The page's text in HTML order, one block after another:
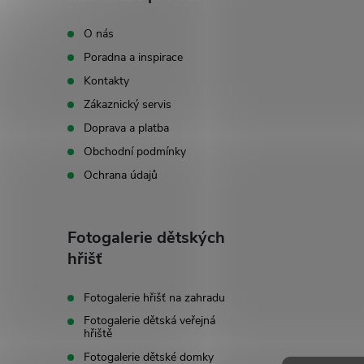
O nás
Poradna a inspirace
Kontakty
Zákaznický servis
Doprava a platba
Obchodní podmínky
Ochrana údajů
Fotogalerie dětských
hřišť
Fotogalerie hřišť na zahradu
Fotogalerie dětská veřejná
hřiště
Fotogalerie dětské domky